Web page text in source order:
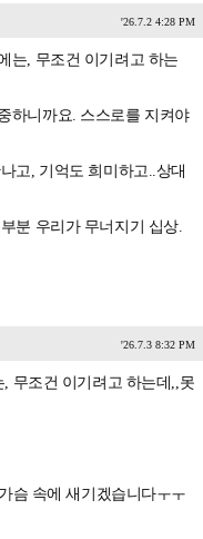
'26.7.2 4:28 PM
는, 무조건 이기려고 하는
하니까요. 스스로를 지켜야
고, 기억도 희미하고..상대
분 우리가 무너지기 십상.
'26.7.3 8:32 PM
무조건 이기려고 하는데,,못
슴 속에 새기겠습니다ㅜㅜ